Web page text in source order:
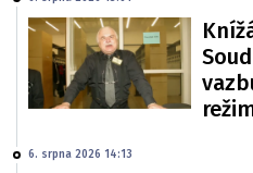
6. srpna 2026 14:13